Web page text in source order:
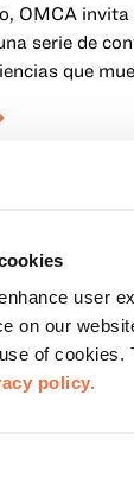
user
on our
of cookies.
policy.
OMCA
serie de
que